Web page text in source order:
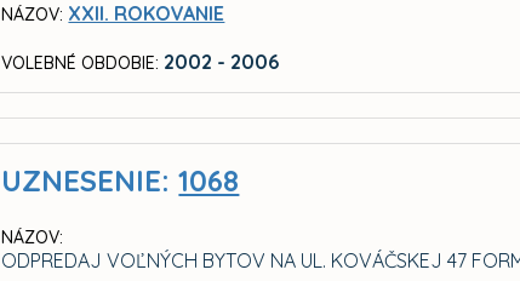
NÁZOV: XXII. ROKOVANIE
VOLEBNÉ OBDOBIE: 2002 - 2006
UZNESENIE:1068
NÁZOV:
ODPREDAJ VOĽNÝCH BYTOV NA UL. KOVÁČSKEJ 47